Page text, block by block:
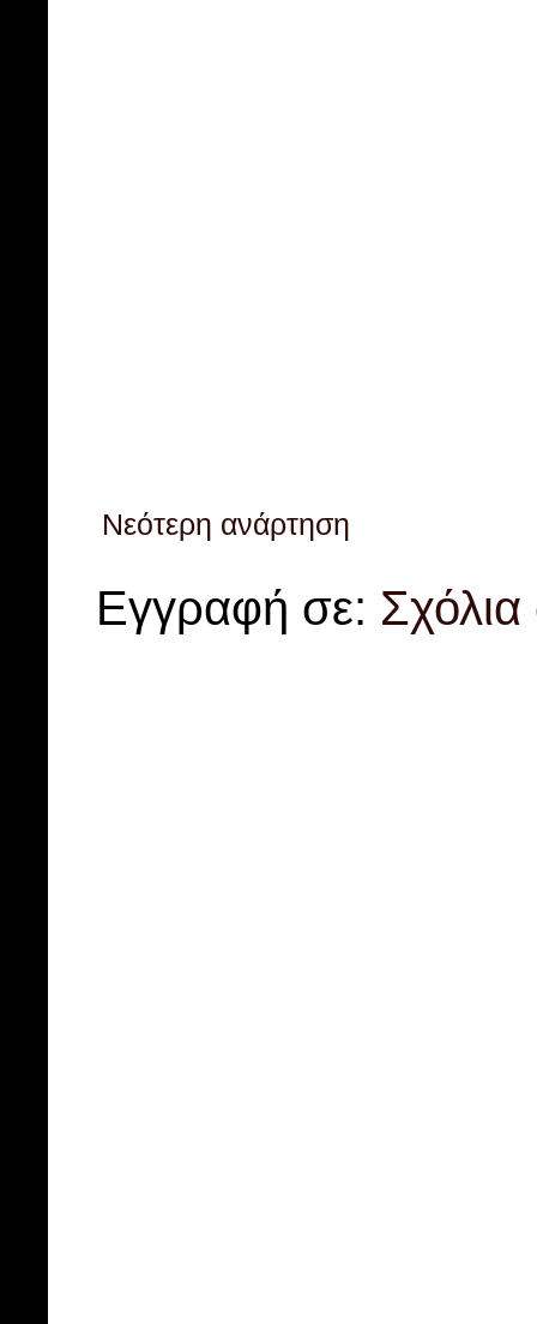
Νεότερη ανάρτηση
Εγγραφή σε: